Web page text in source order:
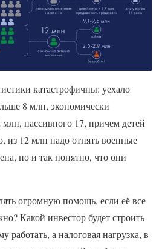
катастрофичны: уехало
8 млн, экономически
млн, пассивного 17, причем детей
из 12 млн надо отнять военные
но и так понятно, что они
огромную помощь, если её все
Какой инвестор будет строить
работать, а налоговая нагрузка, в